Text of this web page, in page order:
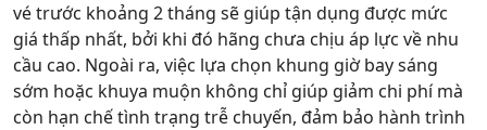
vé trước khoảng 2 tháng sẽ giúp tận dụng được mức
giá thấp nhất, bởi khi đó hãng chưa chịu áp lực về nhu
cầu cao. Ngoài ra, việc lựa chọn khung giờ bay sáng
sớm hoặc khuya muộn không chỉ giúp giảm chi phí mà
còn hạn chế tình trạng trễ chuyến, đảm bảo hành trình